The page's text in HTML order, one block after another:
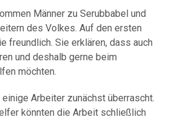
Männer zu Serubbabel und
des Volkes. Auf den ersten
freundlich. Sie erklären, dass auch
und deshalb gerne beim
möchten.
Arbeiter zunächst überrascht.
könnten die Arbeit schließlich